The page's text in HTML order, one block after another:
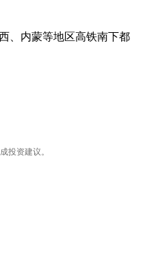
、内蒙等地区高铁南下都
投资建议。